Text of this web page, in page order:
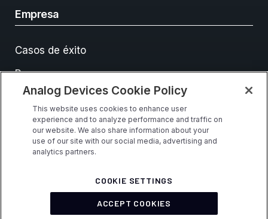
Empresa
Casos de éxito
Recursos
Eventos
Contacto
de uso
Privacidad y seguridad
Analog Devices Cookie Policy
This website uses cookies to enhance user
experience and to analyze performance and traffic on
our website. We also share information about your
use of our site with our social media, advertising and
analytics partners.
COOKIE SETTINGS
ACCEPT COOKIES